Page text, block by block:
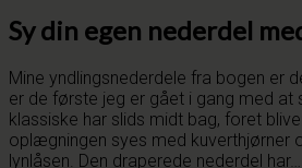
Sy din egen nederdel
Mine yndlingsnederdele fra bogen er
er de første jeg er gået i gang med at
klassiske har slids midt bag, foret
oplægningen syes med kuverthjørner
lynlåsen. Den draperede nederdel